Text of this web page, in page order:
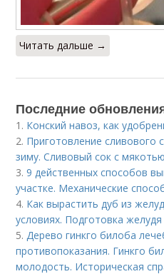
Читать дальше →
Последние
1. Конский навоз, как
2. Приготовление сливового
зиму. Сливовый сок с
3.9 действенных способов
участке. Механические
4. Как вырастить дуб из
условиях. Подготовка желудя
5. Дерево гинкго билоба
противопоказания. Гинкго
молодость. Историческая